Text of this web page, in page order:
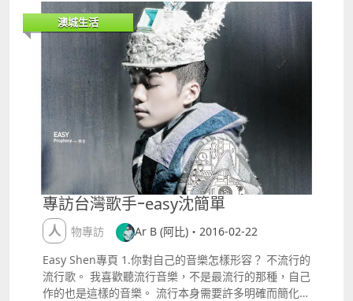
httpswww.youtube.comwatchv=O2NGerEpvRI
mdash;《課室》，有點懸疑，又有點攪笑，最後又讓
人忍不住想要流淚，這套戲劇是來自一個「不兒戲創作
劇團」的創團作，所有劇本人手金錢都是自己「一腳
踢」，他們沒有任何資助，有的只是團員的「用心」，
如果大家有興趣，這個星期日下午三點還有少量門票，
請大家支持澳門本土創作。 #課室 #不兒戲創作戲團
《課室》懸案背後，到底是甚麽？是意外？是謀殺？還
是...... 課室之內，無處可逃，越接近真相，越接近乛死
亡！ 《不兒戲創作劇團》靈氣創團之作，又驚又期待！
演出日期及時間：2月26日 2000 2月2728日 1500 及
20003月4日 2000 3月56日 1500 及 2000演出地點：
澳門戲劇農莊地址：慕拉士大馬路 飛通工業大廈第二期
13樓C座 發電廠對面 場地資助：戲劇農莊售票地點：
易易票Tel 65391793售票網址：
httpwww.easyticketmo.com劇場預告：
httpswww.youtube.comwatchv=O2nASue4LTI
澳城生活
專訪台灣歌手ｰeasy沈簡單
人物專訪
Ar B (阿比)・2016-02-22
Easy Shen專頁 1.你對自己的音樂怎樣形容？ 不流行的
流行歌。 我喜歡聽流行音樂，不是最流行的那種，自己
作的也是這樣的音樂。 流行本身需要許多明確而簡化的